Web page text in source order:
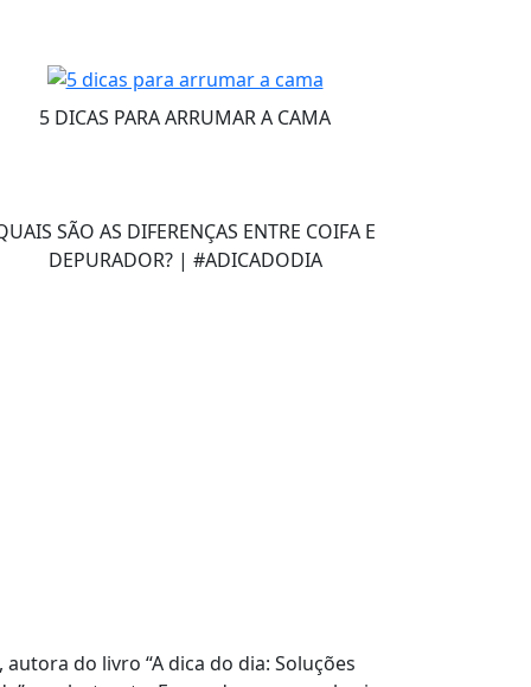
5 DICAS PARA ARRUMAR A CAMA
SÃO AS DIFERENÇAS ENTRE COIFA E
DEPURADOR? | #ADICADODIA
do livro “A dica do dia: Soluções